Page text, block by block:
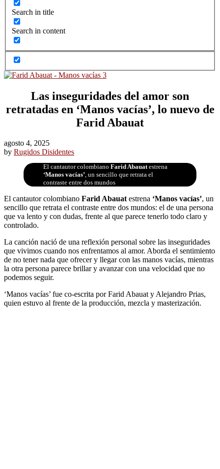
Search in title
Search in content
Las inseguridades del amor son
retratadas en ‘Manos vacías’, lo nuevo de
Farid Abauat
agosto 4, 2025
by Rugidos Disidentes
El cantautor colombiano Farid Abauatestrena
‘Manos vacías’, un sencillo que retrata el
contraste entre dos mundos
El cantautor colombiano Farid Abauatestrena ‘Manos vacías’, un
sencillo que retrata el contraste entre dos mundos: el de una persona
que va lento y con dudas, frente al que parece tenerlo todo claro y
controlado.
La canción nació de una reflexión personal sobre las inseguridades
que vivimos cuando nos enfrentamos al amor. Aborda el sentimiento
de no tener nada que ofrecer y llegar con las manos vacías, mientras
la otra persona parece brillar y avanzar con una velocidad que no
podemos seguir.
‘Manos vacías’ fue co-escrita por Farid Abauat y Alejandro Prias,
quien estuvo al frente de la producción, mezcla y masterización.